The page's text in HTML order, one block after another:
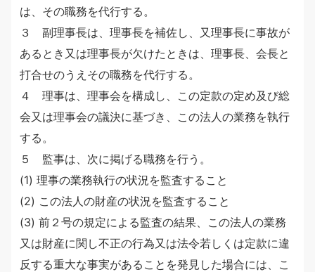
は、その職務を代行する。
３ 副理事長は、理事長を補佐し、又理事長に事故が
あるとき又は理事長が欠けたときは、理事長、会長と
打合せのうえその職務を代行する。
４ 理事は、理事会を構成し、この定款の定め及び総
会又は理事会の議決に基づき、この法人の業務を執行
する。
５ 監事は、次に掲げる職務を行う。
(1) 理事の業務執行の状況を監査すること
(2) この法人の財産の状況を監査すること
(3) 前２号の規定による監査の結果、この法人の業務
又は財産に関し不正の行為又は法令若しくは定款に違
反する重大な事実があることを発見した場合には、こ